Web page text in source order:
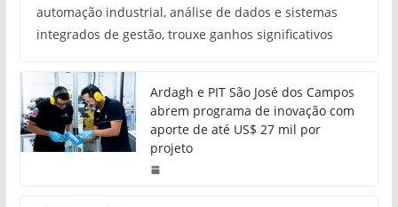
automação industrial, análise de dados e sistemas
integrados de gestão, trouxe ganhos significativos
Ardagh e PIT São José dos Campos
abrem programa de inovação com
aporte de até US$ 27 mil por
projeto